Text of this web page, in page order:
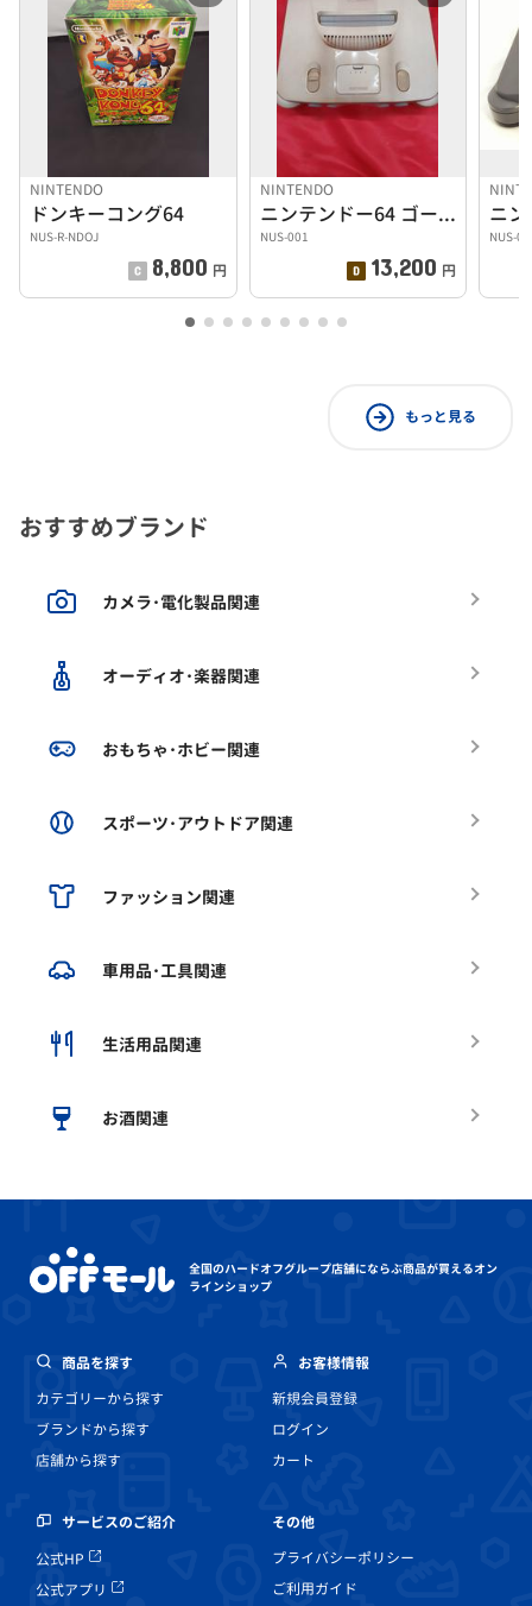
NINTENDO
ドンキーコング64
NUS-R-NDOJ
8,800 円
NINTENDO
ニンテンドー64 ゴールド 拡張パック付き
NUS-001
13,200 円
ニ
NUS-
もっと見る
おすすめブランド
カメラ･電化製品関連
オーディオ･楽器関連
おもちゃ･ホビー関連
スポーツ･アウトドア関連
ファッション関連
車用品･工具関連
生活用品関連
お酒関連
全国のハードオフグループ店舗にならぶ商品が買えるオン
ラインショップ
商品を探す
カテゴリーから探す
ブランドから探す
店舗から探す
お客様情報
新規会員登録
ログイン
カート
サービスのご紹介
公式HP
公式アプリ
その他
プライバシーポリシー
ご利用ガイド